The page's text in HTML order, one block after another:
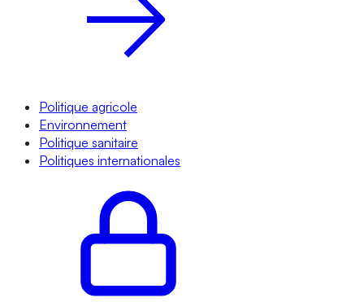
Politique agricole
Environnement
Politique sanitaire
Politiques internationales